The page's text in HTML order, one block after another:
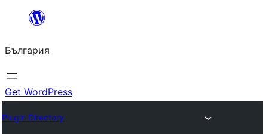
България
Get WordPress
Plugin Directory